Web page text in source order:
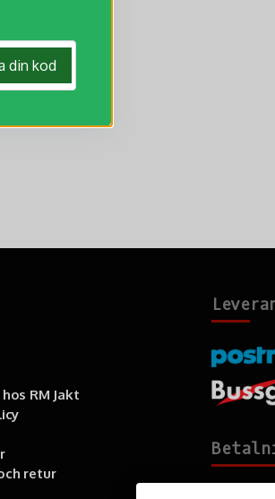
din kod
RM Jakt
retur